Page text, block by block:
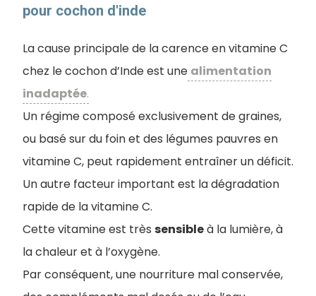
pour cochon d'inde
La cause principale de la carence en vitamine C
chez le cochon d’Inde est une alimentation
inadaptée.
Un régime composé exclusivement de graines,
ou basé sur du foin et des légumes pauvres en
vitamine C, peut rapidement entraîner un déficit.
Un autre facteur important est la dégradation
rapide de la vitamine C.
Cette vitamine est très sensibleà la lumière, à
la chaleur et à l’oxygène.
Par conséquent, une nourriture mal conservée,